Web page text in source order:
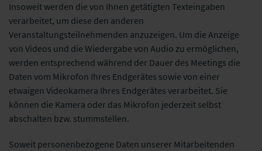
Insoweit werden die von Ihnen getätigten Texteingaben
verarbeitet, um diese den anderen
Veranstaltungsteilnehmenden anzuzeigen. Um die Anzeige
von Videos und die Wiedergabe von Audio zu ermöglichen,
werden entsprechend während der Dauer des Meetings die
Daten vom Mikrofon Ihres Endgerätes sowie von einer
etwaigen Videokamera Ihres Endgerätes verarbeitet. Sie
können die Kamera oder das Mikrofon jederzeit selbst
abschalten bzw. stummstellen.
Soweit personenbezogene Daten unserer Mitarbeitenden